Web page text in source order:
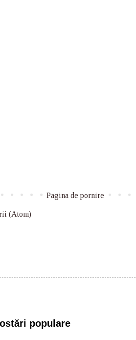
Pagina de pornire
(Atom)
populare